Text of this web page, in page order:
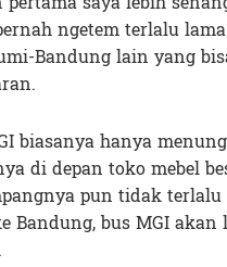
ngetem terlalu
Bandung lain yang
biasanya hanya
di depan toko mebel
pun tidak
Bandung, bus MGI